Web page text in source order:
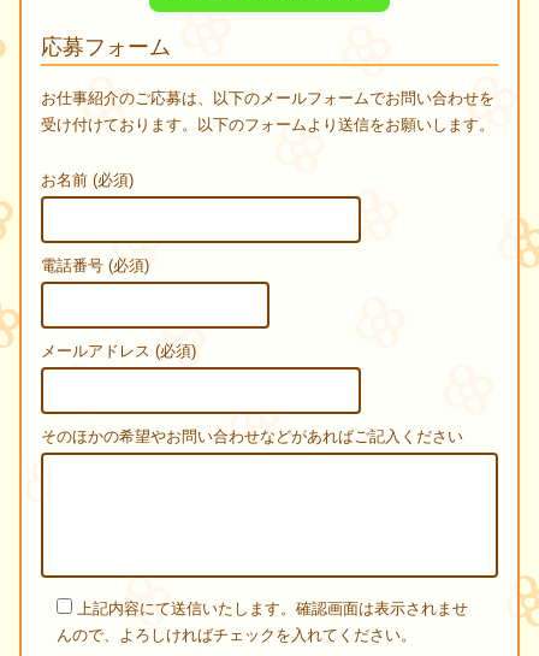
応募フォーム
お仕事紹介のご応募は、以下のメールフォームでお問い合わせを
受け付けております。以下のフォームより送信をお願いします。
お名前 (必須)
電話番号 (必須)
メールアドレス (必須)
そのほかの希望やお問い合わせなどがあればご記入ください
上記内容にて送信いたします。確認画面は表示されませ
んので、よろしければチェックを入れてください。